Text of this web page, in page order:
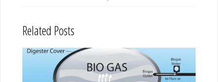
Related Posts